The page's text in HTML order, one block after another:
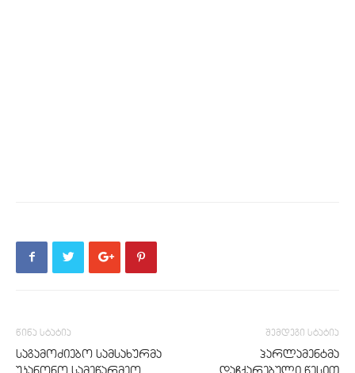
წინა სტატია
საგამოძიებო სამსახურმა
შემდეგი სტატია
პარლამენტმა